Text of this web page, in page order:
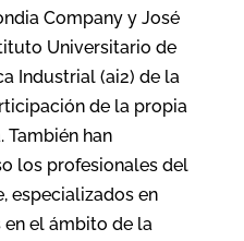
Company y José
Universitario de
Industrial (ai2) de la
de la propia
También han
los profesionales del
especializados en
el ámbito de la